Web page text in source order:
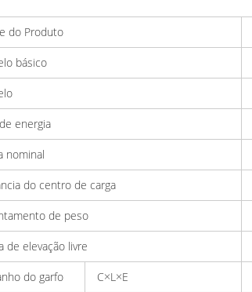
do Produto
básico
energia
nominal
do centro de carga
de peso
de elevação livre
do garfo C×L×E